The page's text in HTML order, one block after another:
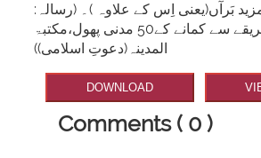
مزید بَرآں(یعنی اِس کے علاوہ )۔ (رسالہ:
حلال طریقے سے کمانے کے50 مدنی پھول،مکتبۃ
المدینہ(دعوتِ اسلامی))
DOWNLOAD
Comments ( 0 )